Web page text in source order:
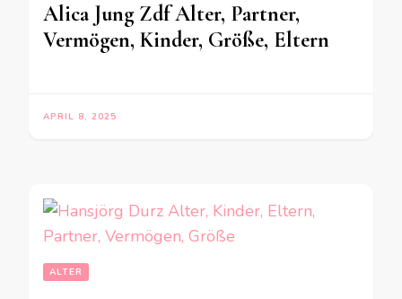
Alica Jung Zdf Alter, Partner,
Vermögen, Kinder, Größe, Eltern
APRIL 8, 2025
ALTER